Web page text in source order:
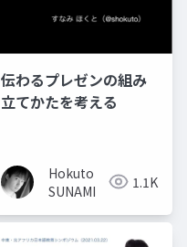
伝わるプレゼンの組み
立てかたを考える
Hokuto
SUNAMI
1.1K